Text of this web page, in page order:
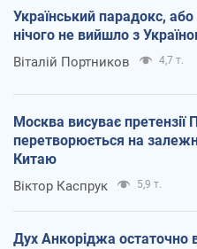
Український парадокс,
нічого не вийшло з
Віталій Портников 4,7 т.
Москва висуває претензії
перетворюється на
Китаю
Віктор Каспрук 5,9 т.
Дух Анкоріджа остаточно